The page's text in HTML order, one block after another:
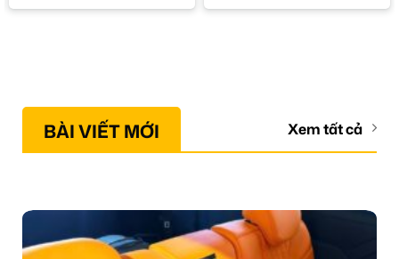
BÀI VIẾT MỚI Xem tất cả